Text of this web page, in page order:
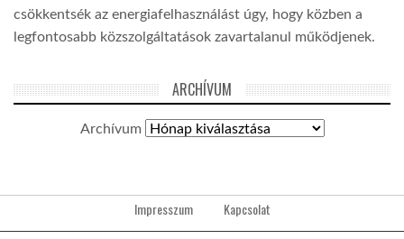
csökkentsék az energiafelhasználást úgy, hogy közben a
legfontosabb közszolgáltatások zavartalanul működjenek.
ARCHÍVUM
Archívum
Impresszum Kapcsolat